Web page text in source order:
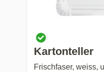
Kartonteller
Frischfaser, weiss,